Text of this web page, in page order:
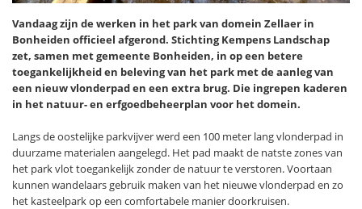
Vandaag zijn de werken in het park van domein Zellaer in
Bonheiden officieel afgerond. Stichting Kempens Landschap
zet, samen met gemeente Bonheiden, in op een betere
toegankelijkheid en beleving van het park met de aanleg van
een nieuw vlonderpad en een extra brug. Die ingrepen kaderen
in het natuur- en erfgoedbeheerplan voor het domein.
Langs de oostelijke parkvijver werd een 100 meter lang vlonderpad in
duurzame materialen aangelegd. Het pad maakt de natste zones van
het park vlot toegankelijk zonder de natuur te verstoren. Voortaan
kunnen wandelaars gebruik maken van het nieuwe vlonderpad en zo
het kasteelpark op een comfortabele manier doorkruisen.